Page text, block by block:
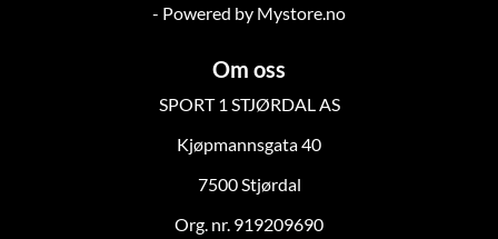
- Powered by Mystore.no
Om oss
SPORT 1 STJØRDAL AS
Kjøpmannsgata 40
7500 Stjørdal
Org. nr. 919209690